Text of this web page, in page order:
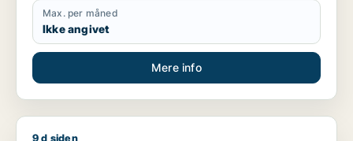
Max. per måned
Ikke angivet
Mere info
9 d siden